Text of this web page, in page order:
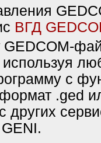
ВГД
GEDCOM-
используя
с
.ged
других